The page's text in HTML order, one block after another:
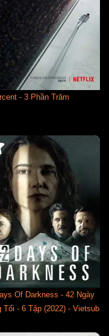
- 3 Phần Trăm
Of Darkness - 42 Ngày
Tối - 6 Tập (2022) - Vietsub